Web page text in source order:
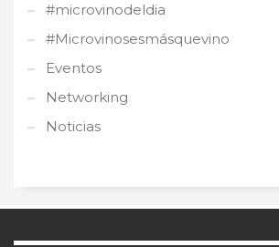
#microvinodeldia
#Microvinosesmásquevino
Eventos
Networking
Noticias